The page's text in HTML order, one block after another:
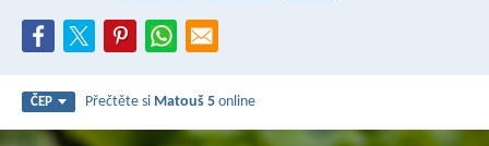
ČEP Přečtěte si Matouš 5 online